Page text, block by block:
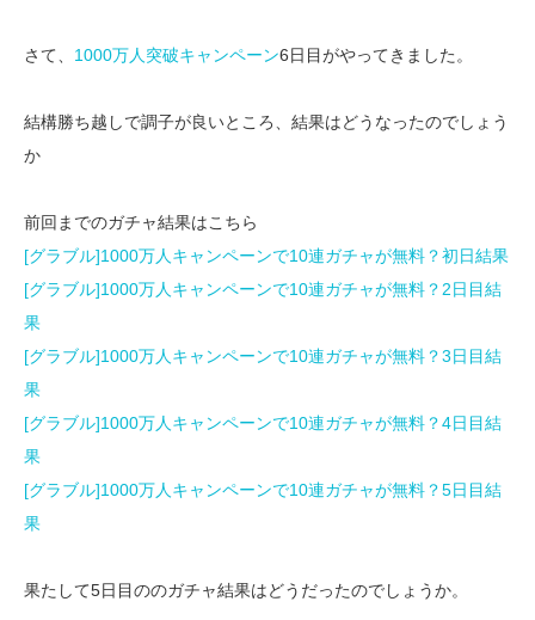
さて、 1000万人突破キャンペーン6日目がやってきました。
結構勝ち越しで調子が良いところ、結果はどうなったのでしょう
か
前回までのガチャ結果はこちら
[グラブル]1000万人キャンペーンで10連ガチャが無料？初日結果
[グラブル]1000万人キャンペーンで10連ガチャが無料？2日目結
果
[グラブル]1000万人キャンペーンで10連ガチャが無料？3日目結
果
[グラブル]1000万人キャンペーンで10連ガチャが無料？4日目結
果
[グラブル]1000万人キャンペーンで10連ガチャが無料？5日目結
果
果たして5日目ののガチャ結果はどうだったのでしょうか。